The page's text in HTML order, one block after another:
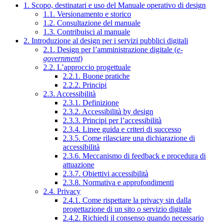
1. Scopo, destinatari e uso del Manuale operativo di design
1.1. Versionamento e storico
1.2. Consultazione del manuale
1.3. Contribuisci al manuale
2. Introduzione al design per i servizi pubblici digitali
2.1. Design per l’amministrazione digitale (e-
government)
2.2. L’approccio progettuale
2.2.1. Buone pratiche
2.2.2. Principi
2.3. Accessibilità
2.3.1. Definizione
2.3.2. Accessibilità by design
2.3.3. Principi per l’accessibilità
2.3.4. Linee guida e criteri di successo
2.3.5. Come rilasciare una dichiarazione di
accessibilità
2.3.6. Meccanismo di feedback e procedura di
attuazione
2.3.7. Obiettivi accessibilità
2.3.8. Normativa e approfondimenti
2.4. Privacy
2.4.1. Come rispettare la privacy sin dalla
progettazione di un sito o servizio digitale
2.4.2. Richiedi il consenso quando necessario